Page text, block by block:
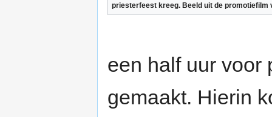
priesterfeest kreeg. Beeld uit de promotiefilm
een half uur voor
gemaakt. Hierin